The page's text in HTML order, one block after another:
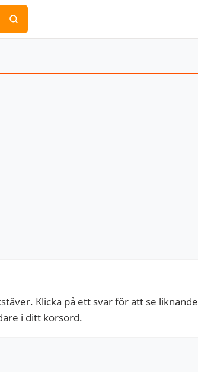
Klicka på ett svar för att se liknande
i ditt korsord.